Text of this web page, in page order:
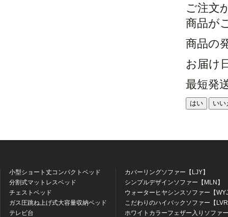
ご注文
商品が
商品の
お届け
最短発
はい いい
小型ショート丈コンパクトベッド
分割式マットレスベッド
チェストベッド
ガス圧跳ね上げ式大容量収納ベッド
テレビ台
カバーリングソファー【LJY】
シンプルデザインソファー【MLN】
ウォーターヒヤシンスソファー【
こだわりのハイバックソファー【
ホワイトカラーフェザー入りソファ